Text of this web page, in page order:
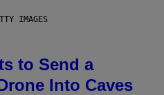
IMAGES
to Send a
Into Caves